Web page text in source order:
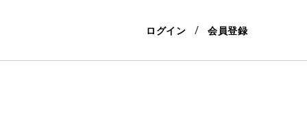
ログイン 会員登録